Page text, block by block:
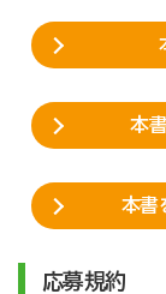
本
本書
応募規約